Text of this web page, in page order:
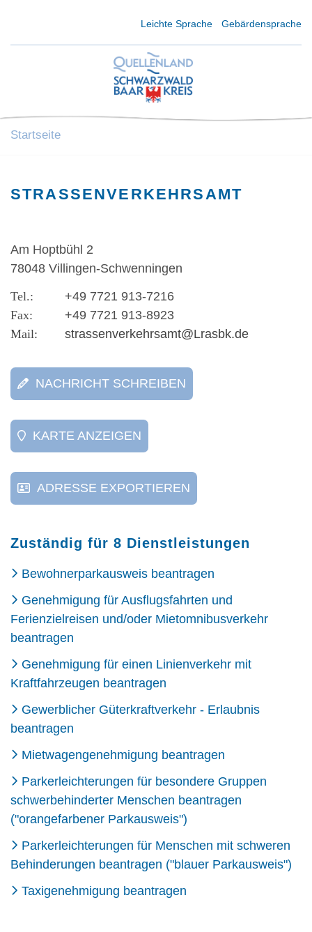
Leichte Sprache Gebärdensprache
Startseite
STRASSENVERKEHRSAMT
Am Hoptbühl 2
78048 Villingen-Schwenningen
+49 7721 913-7216
+49 7721 913-8923
strassenverkehrsamt@Lrasbk.de
NACHRICHT SCHREIBEN
KARTE ANZEIGEN
ADRESSE EXPORTIEREN
Zuständig für 8 Dienstleistungen
Bewohnerparkausweis beantragen
Genehmigung für Ausflugsfahrten und
Ferienzielreisen und/oder Mietomnibusverkehr
beantragen
Genehmigung für einen Linienverkehr mit
Kraftfahrzeugen beantragen
Gewerblicher Güterkraftverkehr - Erlaubnis
beantragen
Mietwagengenehmigung beantragen
Parkerleichterungen für besondere Gruppen
schwerbehinderter Menschen beantragen
("orangefarbener Parkausweis")
Parkerleichterungen für Menschen mit schweren
Behinderungen beantragen ("blauer Parkausweis")
Taxigenehmigung beantragen